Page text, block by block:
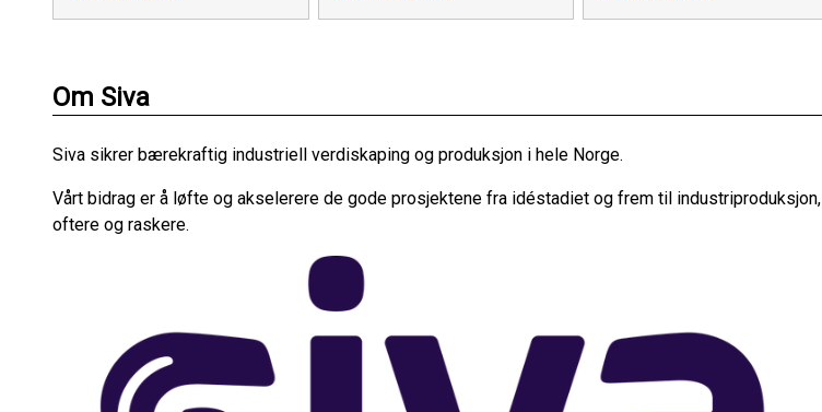
Om Siva
Siva sikrer bærekraftig industriell verdiskaping og produksjon i hele Norge.
Vårt bidrag er å løfte og akselerere de gode prosjektene fra idéstadiet og frem til industriproduksjon,
oftere og raskere.